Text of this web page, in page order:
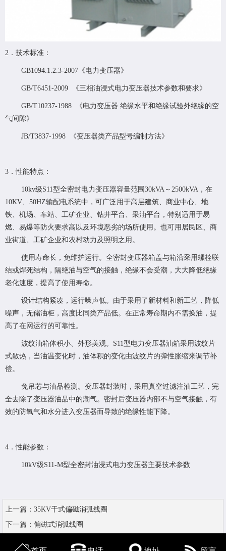
2．技术标准：
GB1094.1.2.3-2007《电力变压器》
GB/T6451-2009 《三相油浸式电力变压器技术参数和要求》
GB/T10237-1988 《电力变压器 绝缘水平和绝缘试验外绝缘的空
气间隙》
JB/T3837-1998 《变压器类产品型号编制方法》
3．性能特点：
10kv级S11型全密封电力变压器容量范围30kVA～2500kVA，在
10KV、50HZ输配电系统中，可广泛用于高层建筑、商业中心、地
铁、机场、车站、工矿企业、钻井平台、采油平台，特别适用于易
燃、易爆等防火要求高以及环境恶劣的场所使用。也可用居民区、商
业街道、工矿企业和农村动力及照明之用。
使用寿命长，免维护运行。全密封变压器箱盖与箱沿采用螺栓联
结或焊死结构，隔绝油与空气的接触，绝缘不会受潮，大大降低绝缘
老化速度，提高了使用寿命。
设计结构紧凑，运行噪声低。由于采用了新材料和新工艺，降低
噪声，无储油柜，高度比同类产品低。在正常寿命期内不需换油，提
高了在网运行的可靠性。
波纹油箱体积小、外形美观。S11型电力变压器油箱采用波纹片
式散热，当油温变化时，油体积的变化由波纹片的弹性胀缩来调节补
偿。
免吊芯与油品检测。变压器封装时，采用真空过滤注油工艺，完
全去除了变压器油品中的潮气。密封后变压器内部不与空气接触，有
效的防氧气和水分进入变压器而导致的绝缘性能下降。
4．性能参数：
10kV级S11-M型全密封油浸式电力变压器主要技术参数
上一篇： 35KV干式偏磁消弧线圈
下一篇： 偏磁式消弧线圈